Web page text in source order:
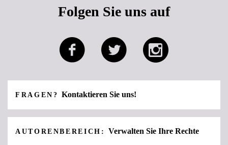
Folgen Sie uns auf
FRAGEN? Kontaktieren Sie uns!
AUTORENBEREICH: Verwalten Sie Ihre Rechte